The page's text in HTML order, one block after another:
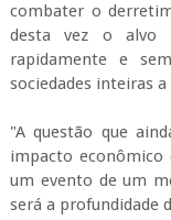
combater o
desta vez o alvo
rapidamente e
sociedades inteiras
"A questão que
impacto econômico
um evento de um
será a profundidade